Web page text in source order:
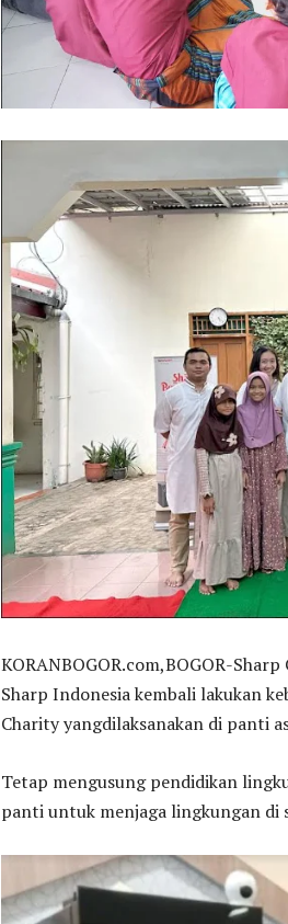
KORANBOGOR.com,BOGOR-
Sharp Indonesia kembali lakukan
Charity yangdilaksanakan di panti
Tetap mengusung pendidikan
panti untuk menjaga lingkungan di